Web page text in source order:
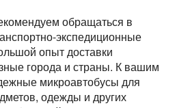
обращаться в
экспедиционные
опыт доставки
города и страны. К вашим
микроавтобусы для
одежды и других